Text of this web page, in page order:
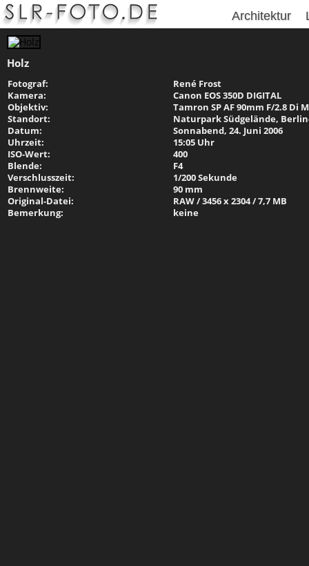
Architektur
Holz
Fotograf:
René Frost
Kamera:
Canon EOS 350D DIGITAL
Objektiv:
Tamron SP AF 90mm F/2.8 Di
Standort:
Naturpark Südgelände,
Datum:
Sonnabend, 24. Juni 2006
Uhrzeit:
15:05 Uhr
ISO-Wert:
400
Blende:
F4
Verschlusszeit:
1/200 Sekunde
Brennweite:
90 mm
Original-Datei:
RAW / 3456 x 2304 / 7,7 MB
Bemerkung:
keine